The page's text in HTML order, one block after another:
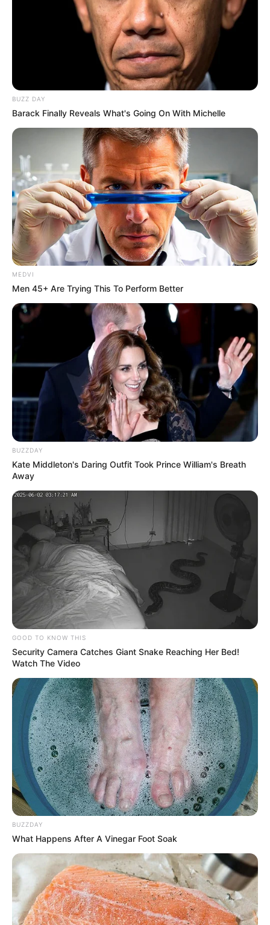
BUZZ DAY
Barack Finally Reveals What's Going On With Michelle
MEDVI
Men 45+ Are Trying This To Perform Better
BUZZDAY
Kate Middleton's Daring Outfit Took Prince William's Breath
Away
GOOD TO KNOW THIS
Security Camera Catches Giant Snake Reaching Her Bed!
Watch The Video
BUZZDAY
What Happens After A Vinegar Foot Soak